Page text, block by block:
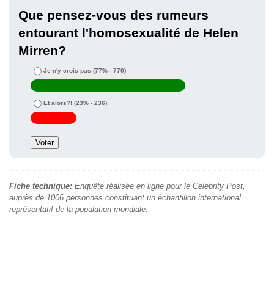
Que pensez-vous des rumeurs
entourant l'homosexualité de Helen
Mirren?
Je n'y crois pas (77% - 770)
Et alors?! (23% - 236)
Fiche technique: Enquête réalisée en ligne pour le Celebrity Post,
auprès de 1006 personnes constituant un échantillon international
représentatif de la population mondiale.